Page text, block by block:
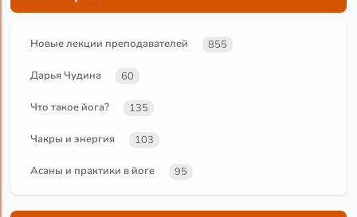
Новые лекции преподавателей 855
Дарья Чудина 60
Что такое йога? 135
Чакры и энергия 103
Асаны и практики в йоге 95